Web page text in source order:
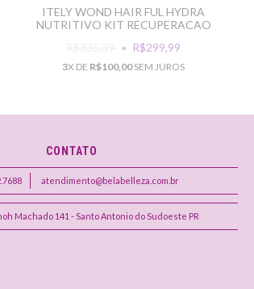
ITELY WOND HAIR FUL HYDRA
NUTRITIVO KIT RECUPERACAO
R$335,39
R$299,99
3X DE R$100,00SEM JUROS
CONTATO
atendimento@belabelleza.com.br
Machado 141 - Santo Antonio do Sudoeste PR